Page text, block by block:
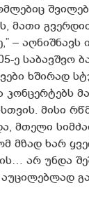
მათი
– აღნიშნავს
ე საბავშვო
ხშირად
კონცერტებს
მისი
მთელი
მზად ხარ
არ უნდა